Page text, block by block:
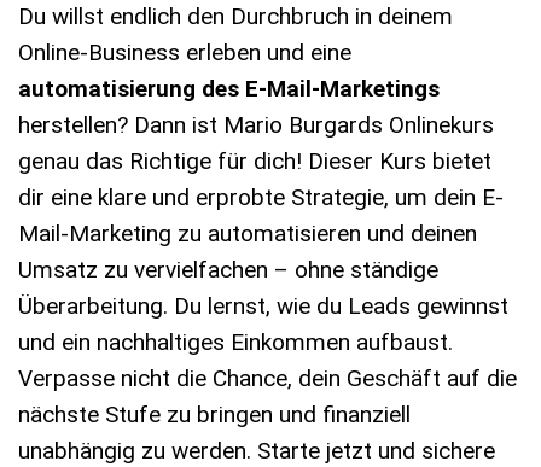
Du willst endlich den Durchbruch in deinem
Online-Business erleben und eine
automatisierung des E-Mail-Marketings
herstellen? Dann ist Mario Burgards Onlinekurs
genau das Richtige für dich! Dieser Kurs bietet
dir eine klare und erprobte Strategie, um dein E-
Mail-Marketing zu automatisieren und deinen
Umsatz zu vervielfachen – ohne ständige
Überarbeitung. Du lernst, wie du Leads gewinnst
und ein nachhaltiges Einkommen aufbaust.
Verpasse nicht die Chance, dein Geschäft auf die
nächste Stufe zu bringen und finanziell
unabhängig zu werden. Starte jetzt und sichere